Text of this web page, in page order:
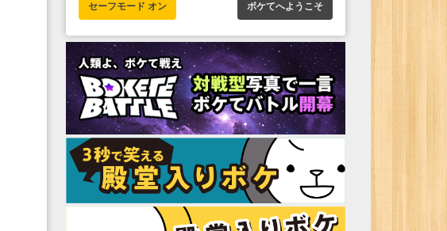
セーフモード オン ボケてへようこそ